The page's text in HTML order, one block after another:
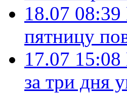
18.07 08:39
пятницу
17.07 15:08
за три дня